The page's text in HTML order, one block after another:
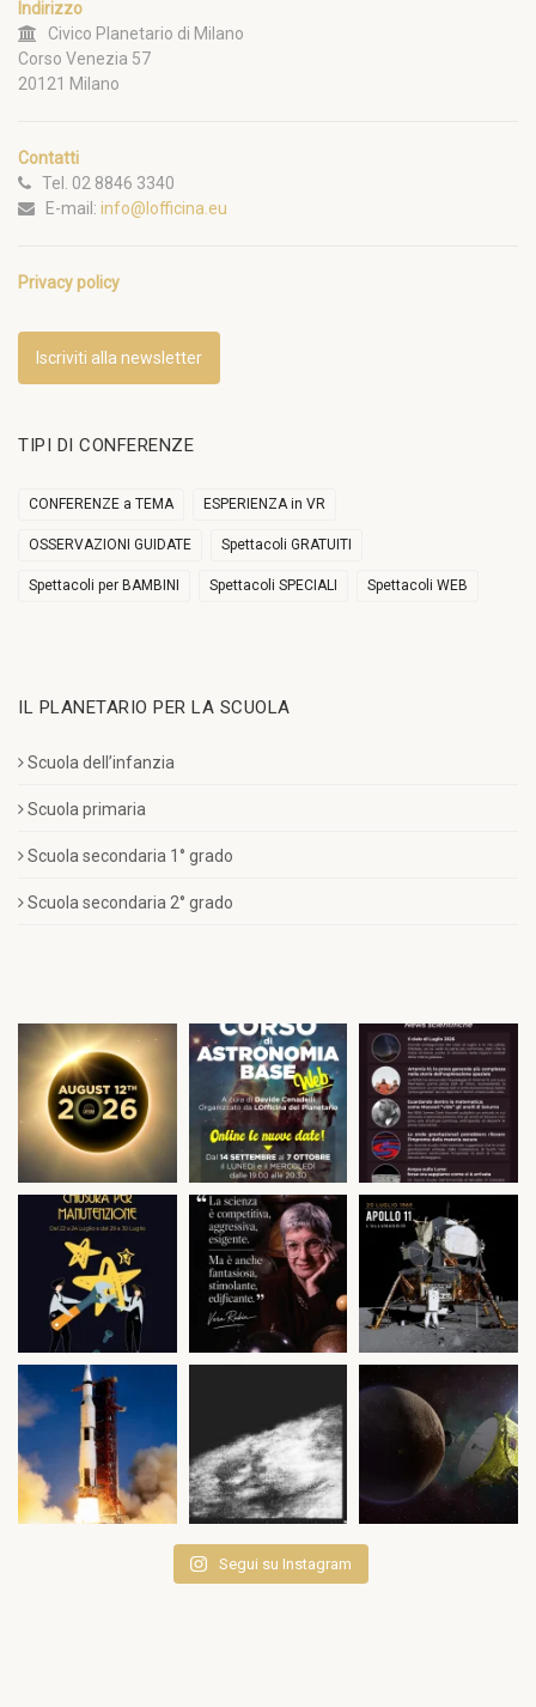
Indirizzo
Civico Planetario di Milano
Corso Venezia 57
20121 Milano
Contatti
Tel. 02 8846 3340
E-mail: info@lofficina.eu
Privacy policy
Iscriviti alla newsletter
TIPI DI CONFERENZE
CONFERENZE a TEMA ESPERIENZA in VR
OSSERVAZIONI GUIDATE Spettacoli GRATUITI
Spettacoli per BAMBINI Spettacoli SPECIALI Spettacoli WEB
IL PLANETARIO PER LA SCUOLA
Scuola dell’infanzia
Scuola primaria
Scuola secondaria 1° grado
Scuola secondaria 2° grado
Segui su Instagram